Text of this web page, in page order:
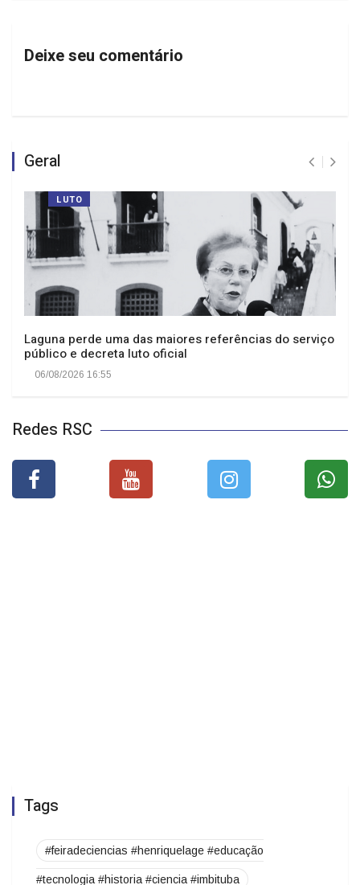
Deixe seu comentário
Geral
LUTO
Laguna perde uma das maiores referências do serviço
público e decreta luto oficial
06/08/2026 16:55
Redes RSC
Tags
#feiradeciencias #henriquelage #educação
#tecnologia #historia #ciencia #imbituba